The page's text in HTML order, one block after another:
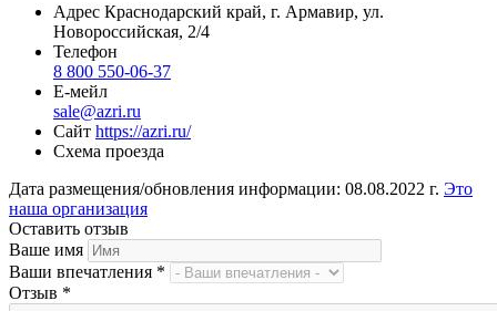
Адрес Краснодарский край, г. Армавир, ул.
Новороссийская, 2/4
Телефон
8 800 550-06-37
Е-мейл
sale@azri.ru
Сайт https://azri.ru/
Схема проезда
Дата размещения/обновления информации: 08.08.2022 г. Это
наша организация
Оставить отзыв
Ваше имя
Ваши впечатления *
Отзыв *